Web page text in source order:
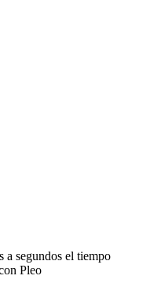
a segundos el tiempo
Pleo